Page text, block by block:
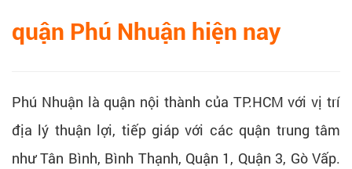
quận Phú Nhuận hiện nay
Phú Nhuận là quận nội thành của TP.HCM với vị trí
địa lý thuận lợi, tiếp giáp với các quận trung tâm
như Tân Bình, Bình Thạnh, Quận 1, Quận 3, Gò Vấp.